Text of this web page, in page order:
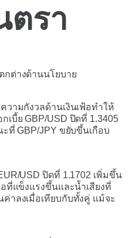
ตรา
กต่างด้านนโยบาย
วามกังวลด้านเงินเฟ้อทำให้
เบี้ย GBP/USD ปิดที่ 1.3405
ที่ GBP/JPY ขยับขึ้นเกือบ
USD ปิดที่ 1.1702 เพิ่มขึ้น
ที่แข็งแรงขึ้นและน้ำเสียงที่
าลงเมื่อเทียบกับทั้งคู่ แม้จะ